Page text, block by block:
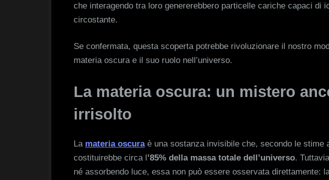
che interagendo tra loro genererebbero particelle cariche capaci di
circostante.
Se confermata, questa scoperta potrebbe rivoluzionare il nostro
materia oscura e il suo ruolo nell’universo.
La materia oscura: un mistero
irrisolto
La materia oscuraè una sostanza invisibile che, secondo le stime
costituirebbe circa l’85% della massa totale dell’universo.
né assorbendo luce, essa non può essere osservata direttamente: